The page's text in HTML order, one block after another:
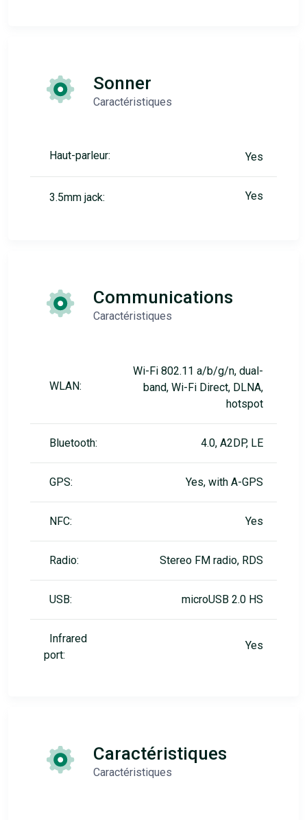
Sonner
Caractéristiques
Haut-parleur: Yes
3.5mm jack: Yes
Communications
Caractéristiques
WLAN:
Wi-Fi 802.11 a/b/g/n, dual-
band, Wi-Fi Direct, DLNA,
hotspot
Bluetooth: 4.0, A2DP, LE
GPS: Yes, with A-GPS
NFC: Yes
Radio: Stereo FM radio, RDS
USB: microUSB 2.0 HS
Infrared
port:
Yes
Caractéristiques
Caractéristiques